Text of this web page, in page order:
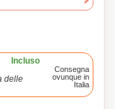
Incluso
delle
Consegna
ovunque in
Italia